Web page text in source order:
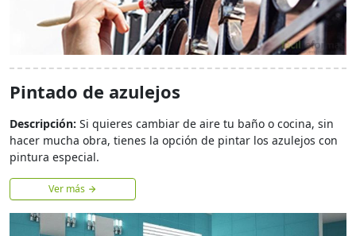
Pintado de azulejos
Descripción: Si quieres cambiar de aire tu baño o cocina, sin
hacer mucha obra, tienes la opción de pintar los azulejos con
pintura especial.
Ver más